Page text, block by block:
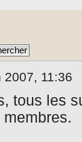
2007, 11:36
tous les